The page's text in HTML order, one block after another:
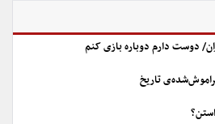
دوست دارم دوباره بازی کنم
تاریخ